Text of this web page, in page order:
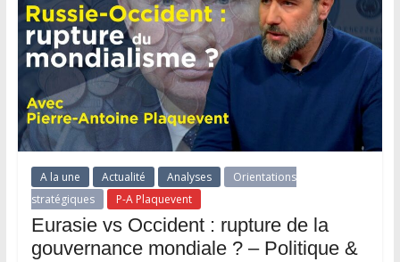
A la une Actualité Analyses
Orientations
stratégiques
P-A Plaquevent
Eurasie vs Occident : rupture de la
gouvernance mondiale ? – Politique &